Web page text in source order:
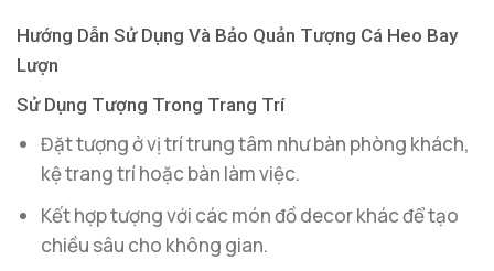
Hướng Dẫn Sử Dụng Và Bảo Quản Tượng Cá Heo Bay
Lượn
Sử Dụng Tượng Trong Trang Trí
Đặt tượng ở vị trí trung tâm như bàn phòng khách,
kệ trang trí hoặc bàn làm việc.
Kết hợp tượng với các món đồ decor khác để tạo
chiều sâu cho không gian.